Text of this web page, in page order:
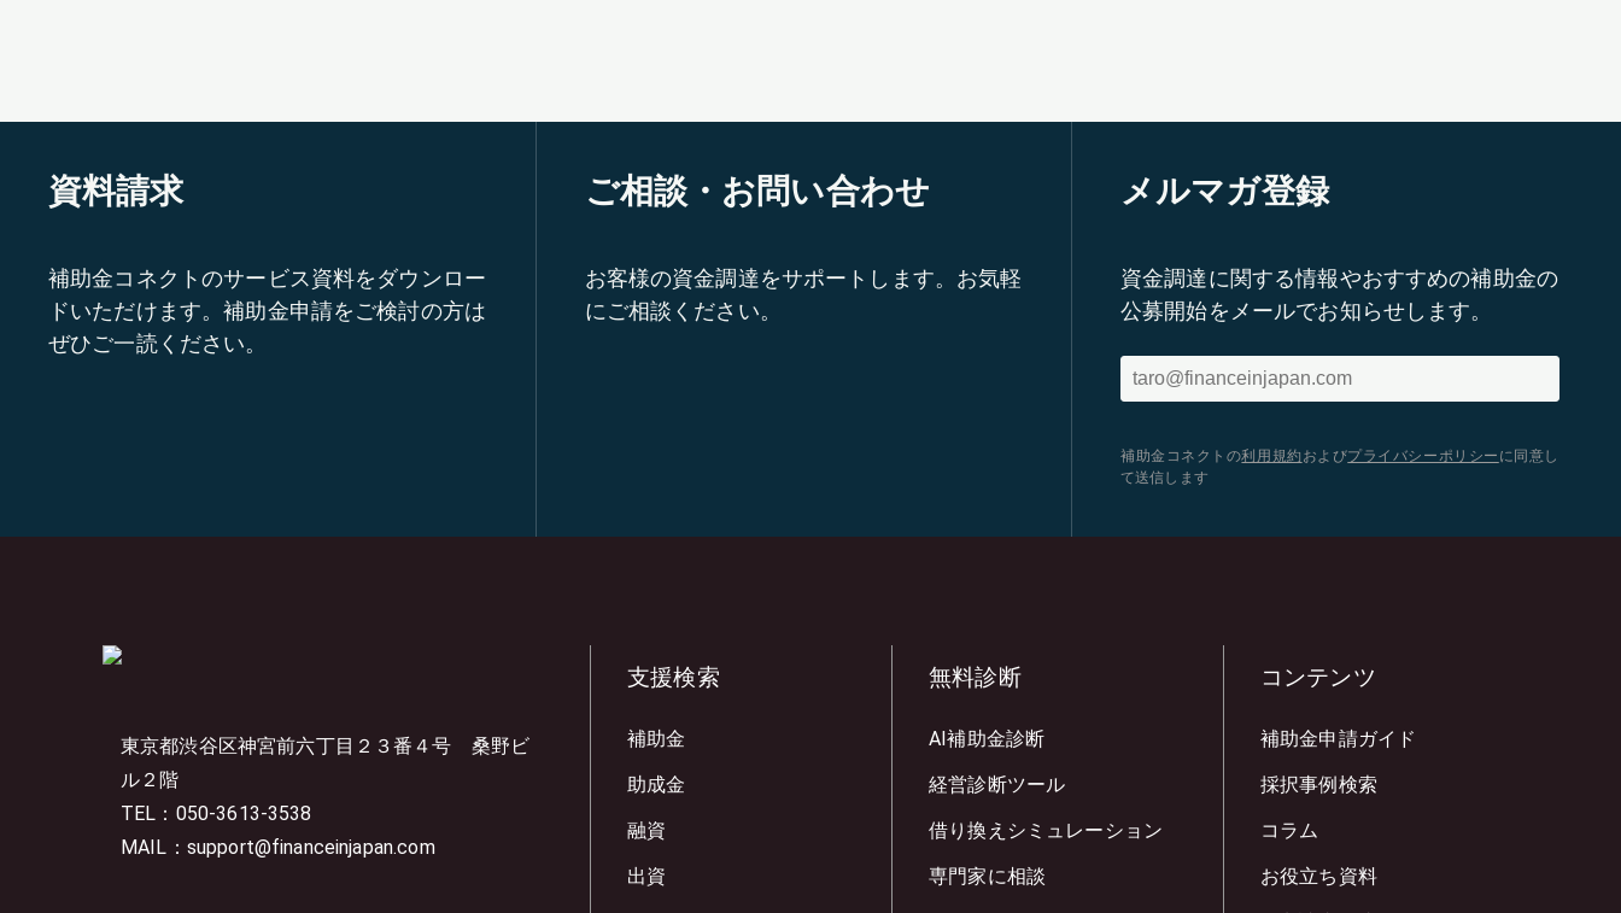
資料請求
補助金コネクトのサービス資料をダウンロー
ドいただけます。補助金申請をご検討の方は
ぜひご一読ください。
ご相談・お問い合わせ
お客様の資金調達をサポートします。お気軽
にご相談ください。
メルマガ登録
資金調達に関する情報やおすすめの補助金の
公募開始をメールでお知らせします。
補助金コネクトの利用規約 およびプライバシーポリシー に同意し
て送信します
東京都渋谷区神宮前六丁目２３番４号 桑野ビ
ル２階
TEL：050-3613-3538
MAIL：support@financeinjapan.com
支援検索
補助金
助成金
融資
出資
無料診断
AI補助金診断
経営診断ツール
借り換えシミュレーション
専門家に相談
コンテンツ
補助金申請ガイド
採択事例検索
コラム
お役立ち資料